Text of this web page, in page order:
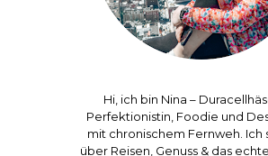
Hi, ich bin Nina –
Perfektionistin, Foodie und
mit chronischem Fernweh. Ich
über Reisen, Genuss & das